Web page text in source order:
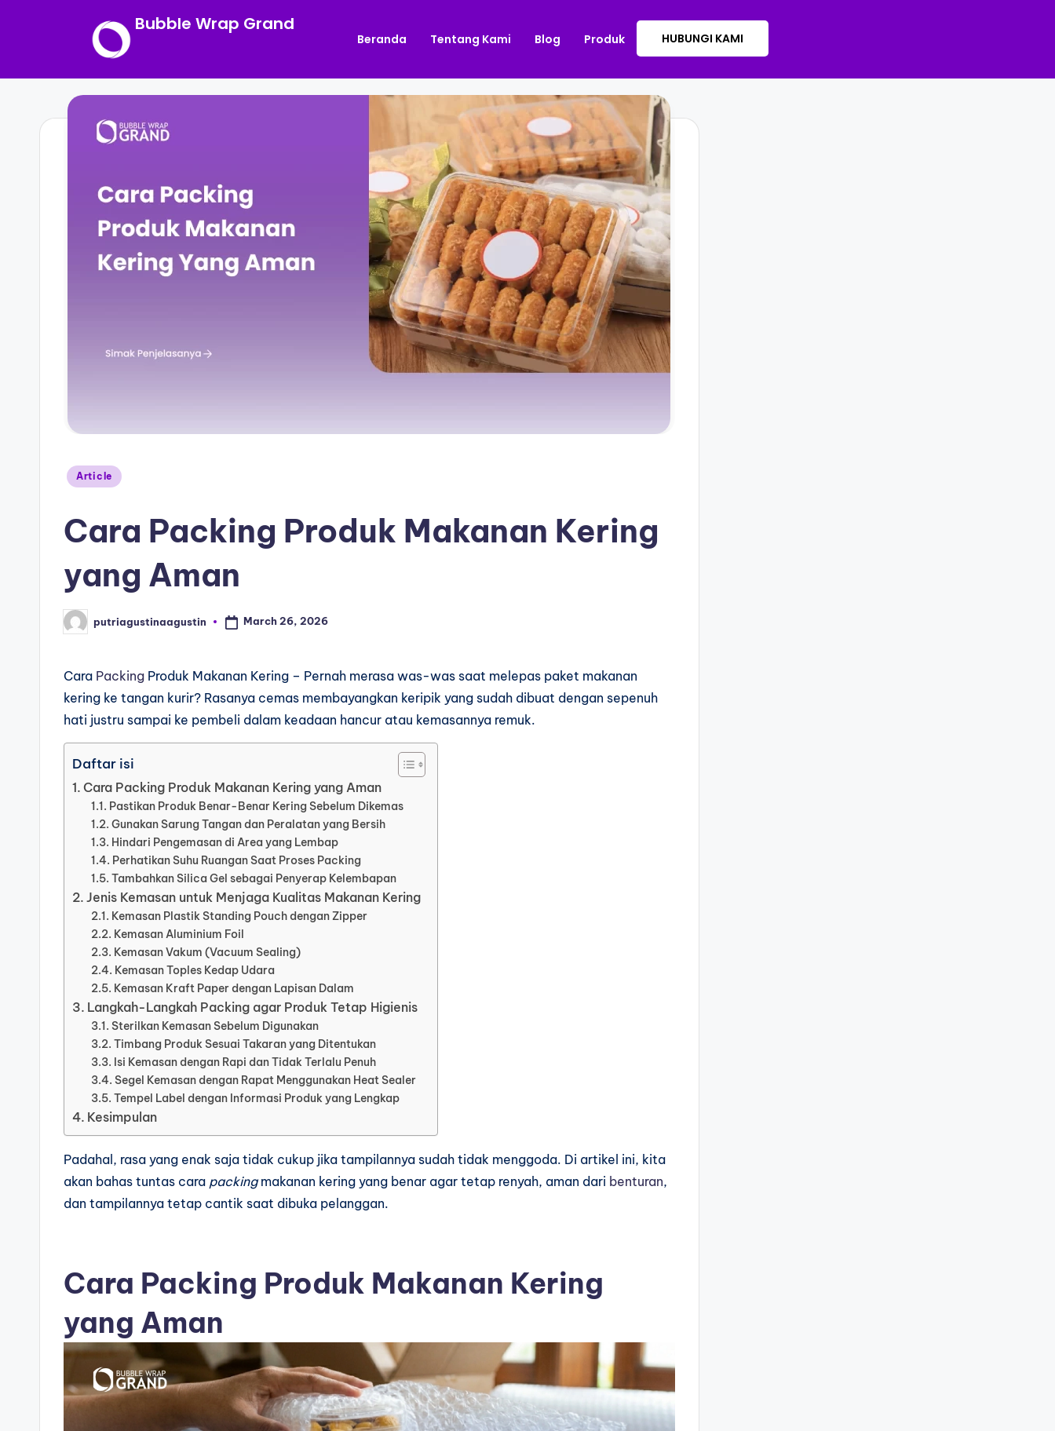
Bubble Wrap Grand
Beranda Tentang Kami Blog Produk HUBUNGI KAMI
Article
Cara Packing Produk Makanan Kering
yang Aman
putriagustinaagustin March 26, 2026
Cara Packing Produk Makanan Kering – Pernah merasa was-was saat melepas paket makanan
kering ke tangan kurir? Rasanya cemas membayangkan keripik yang sudah dibuat dengan sepenuh
hati justru sampai ke pembeli dalam keadaan hancur atau kemasannya remuk.
Daftar isi
Cara Packing Produk Makanan Kering yang Aman
Pastikan Produk Benar-Benar Kering Sebelum Dikemas
Gunakan Sarung Tangan dan Peralatan yang Bersih
Hindari Pengemasan di Area yang Lembap
Perhatikan Suhu Ruangan Saat Proses Packing
Tambahkan Silica Gel sebagai Penyerap Kelembapan
Jenis Kemasan untuk Menjaga Kualitas Makanan Kering
Kemasan Plastik Standing Pouch dengan Zipper
Kemasan Aluminium Foil
Kemasan Vakum (Vacuum Sealing)
Kemasan Toples Kedap Udara
Kemasan Kraft Paper dengan Lapisan Dalam
Langkah-Langkah Packing agar Produk Tetap Higienis
Sterilkan Kemasan Sebelum Digunakan
Timbang Produk Sesuai Takaran yang Ditentukan
Isi Kemasan dengan Rapi dan Tidak Terlalu Penuh
Segel Kemasan dengan Rapat Menggunakan Heat Sealer
Tempel Label dengan Informasi Produk yang Lengkap
Kesimpulan
Padahal, rasa yang enak saja tidak cukup jika tampilannya sudah tidak menggoda. Di artikel ini, kita
akan bahas tuntas cara packingmakanan kering yang benar agar tetap renyah, aman dari benturan,
dan tampilannya tetap cantik saat dibuka pelanggan.
Cara Packing Produk Makanan Kering
yang Aman